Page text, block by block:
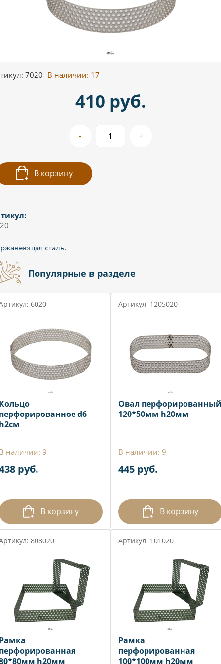
7020 В наличии: 17
410 руб.
- +
В корзину
сталь.
Популярные в разделе
6020
d6
наличии: 9
руб.
В корзину
Артикул: 1205020
Овал перфорированный
120*50мм h20мм
В наличии: 9
445 руб.
В корзину
808020
h20мм
Артикул: 101020
Рамка
перфорированная
100*100мм h20мм